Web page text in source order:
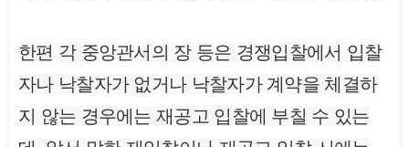
한편 각 중앙관서의 장 등은 경쟁입찰에서 입찰
자나 낙찰자가 없거나 낙찰자가 계약을 체결하
지 않는 경우에는 재공고 입찰에 부칠 수 있는